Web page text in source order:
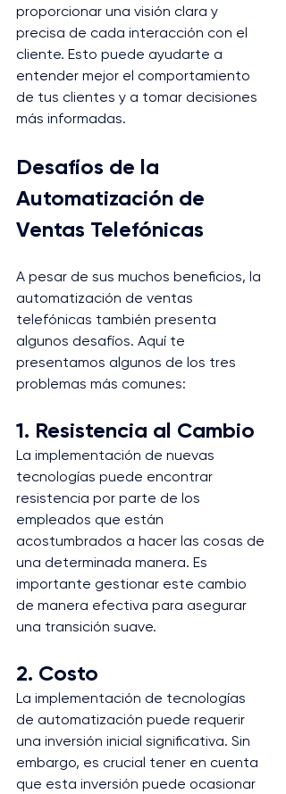
proporcionar una visión clara y
precisa de cada interacción con el
cliente. Esto puede ayudarte a
entender mejor el comportamiento
de tus clientes y a tomar decisiones
más informadas.
Desafíos de la
Automatización de
Ventas Telefónicas
A pesar de sus muchos beneficios, la
automatización de ventas
telefónicas también presenta
algunos desafíos. Aquí te
presentamos algunos de los tres
problemas más comunes:
1. Resistencia al Cambio
La implementación de nuevas
tecnologías puede encontrar
resistencia por parte de los
empleados que están
acostumbrados a hacer las cosas de
una determinada manera. Es
importante gestionar este cambio
de manera efectiva para asegurar
una transición suave.
2. Costo
La implementación de tecnologías
de automatización puede requerir
una inversión inicial significativa. Sin
embargo, es crucial tener en cuenta
que esta inversión puede ocasionar